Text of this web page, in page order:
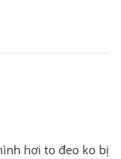
hơi to đeo ko bị